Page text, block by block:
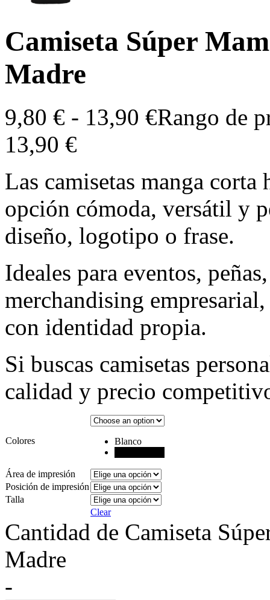
Camiseta Súper
Madre
9,80 € - 13,90 €Rango de
13,90 €
Las camisetas manga
opción cómoda, versátil y
diseño, logotipo o frase.
Ideales para eventos,
merchandising
con identidad propia.
Si buscas camisetas
calidad y precio
Colores
Blanco
Área de impresión
Posición de impresión
Talla
Clear
Cantidad de Camiseta
Madre
-